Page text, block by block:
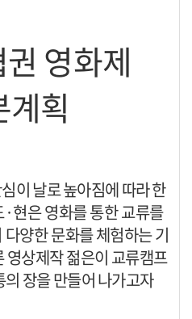
영화제
획
이 날로 높아짐에 따라 한
·현은 영화를 통한 교류를
다양한 문화를체험하는 기
영상제작 젊은이 교류캠프
의 장을 만들어 나가고자